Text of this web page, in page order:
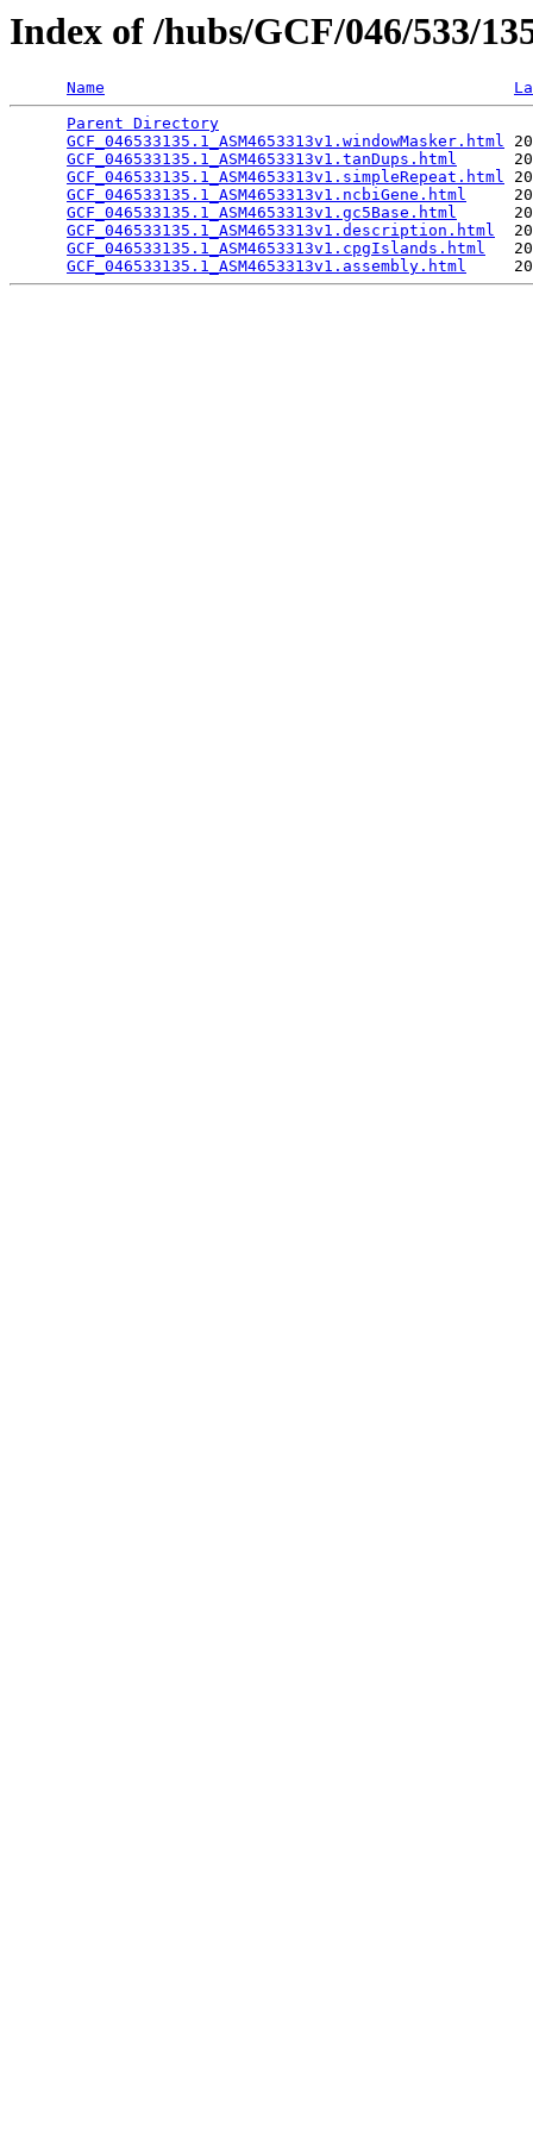
Index of /hubs/GCF/046/533/
Name
Parent Directory
GCF_046533135.1_ASM4653313v1.windowMasker.html
GCF_046533135.1_ASM4653313v1.tanDups.html
GCF_046533135.1_ASM4653313v1.simpleRepeat.html
GCF_046533135.1_ASM4653313v1.ncbiGene.html
GCF_046533135.1_ASM4653313v1.gc5Base.html
GCF_046533135.1_ASM4653313v1.description.html
GCF_046533135.1_ASM4653313v1.cpgIslands.html
GCF_046533135.1_ASM4653313v1.assembly.html